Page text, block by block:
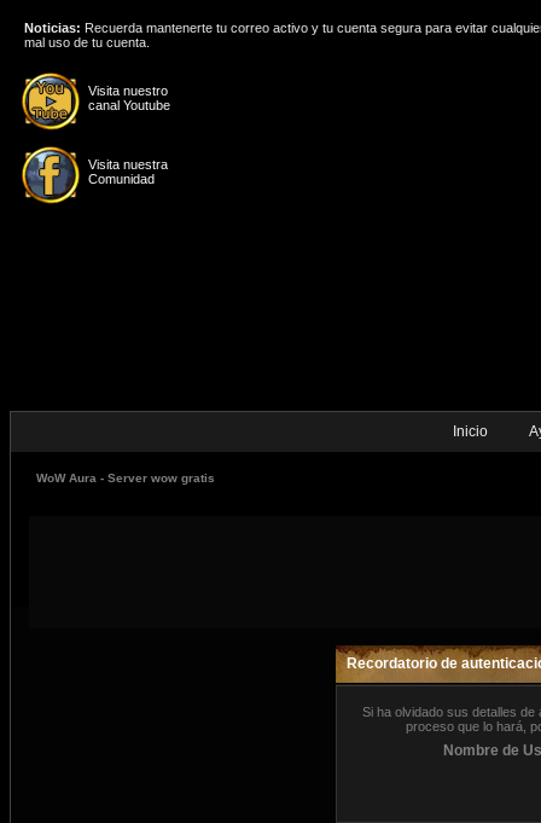
Visita nuestro
canal Youtube
Visita nuestra
Comunidad
Noticias: Recuerda mantenerte tu correo activo y tu cuenta segura para evitar
mal uso de tu cuenta.
Inicio
WoW Aura - Server wow gratis
Recordatorio de
Si ha olvidado sus detalles
proceso que lo hará,
Nombre de